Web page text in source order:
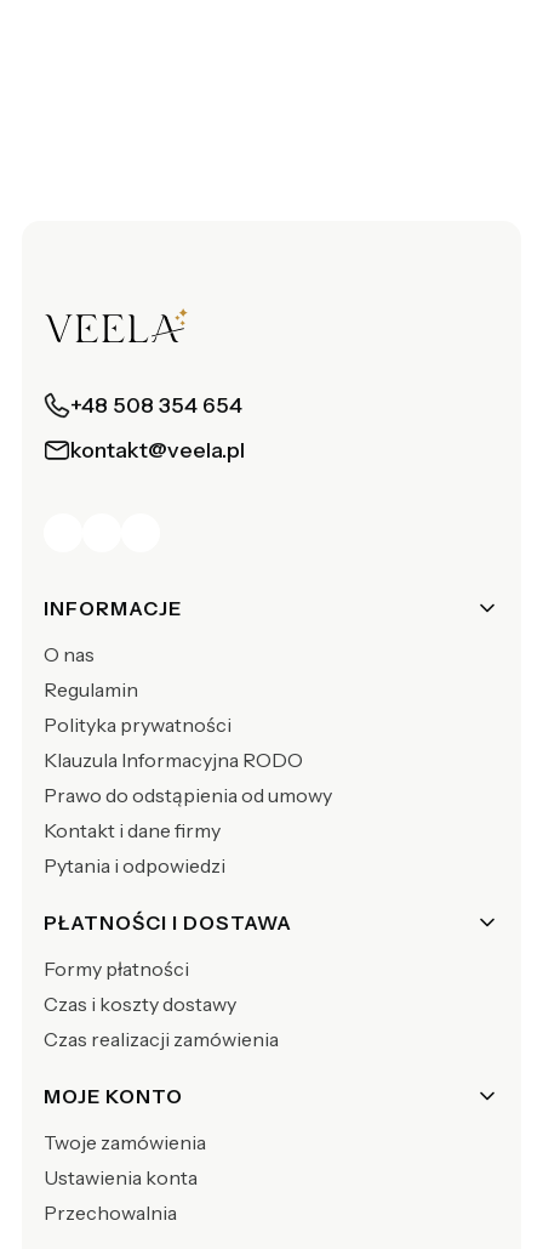
+48 508 354 654
kontakt@veela.pl
Linki w stopce
INFORMACJE
O nas
Regulamin
Polityka prywatności
Klauzula Informacyjna RODO
Prawo do odstąpienia od umowy
Kontakt i dane firmy
Pytania i odpowiedzi
PŁATNOŚCI I DOSTAWA
Formy płatności
Czas i koszty dostawy
Czas realizacji zamówienia
MOJE KONTO
Twoje zamówienia
Ustawienia konta
Przechowalnia